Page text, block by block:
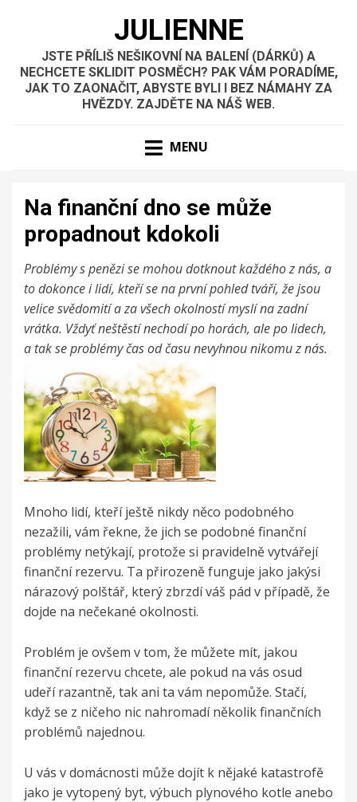
JULIENNE
JSTE PŘÍLIŠ NEŠIKOVNÍ NA BALENÍ (DÁRKŮ) A
NECHCETE SKLIDIT POSMĚCH? PAK VÁM PORADÍME,
JAK TO ZAONAČIT, ABYSTE BYLI I BEZ NÁMAHY ZA
HVĚZDY. ZAJDĚTE NA NÁŠ WEB.
MENU
Na finanční dno se může
propadnout kdokoli
Problémy s penězi se mohou dotknout každého z nás, a
to dokonce i lidí, kteří se na první pohled tváří, že jsou
velice svědomití a za všech okolností myslí na zadní
vrátka. Vždyť neštěstí nechodí po horách, ale po lidech,
a tak se problémy čas od času nevyhnou nikomu z nás.
Mnoho lidí, kteří ještě nikdy něco podobného
nezažili, vám řekne, že jich se podobné finanční
problémy netýkají, protože si pravidelně vytvářejí
finanční rezervu. Ta přirozeně funguje jako jakýsi
nárazový polštář, který zbrzdí váš pád v případě, že
dojde na nečekané okolnosti.
Problém je ovšem v tom, že můžete mít, jakou
finanční rezervu chcete, ale pokud na vás osud
udeří razantně, tak ani ta vám nepomůže. Stačí,
když se z ničeho nic nahromadí několik finančních
problémů najednou.
U vás v domácnosti může dojít k nějaké katastrofě
jako je vytopený byt, výbuch plynového kotle anebo